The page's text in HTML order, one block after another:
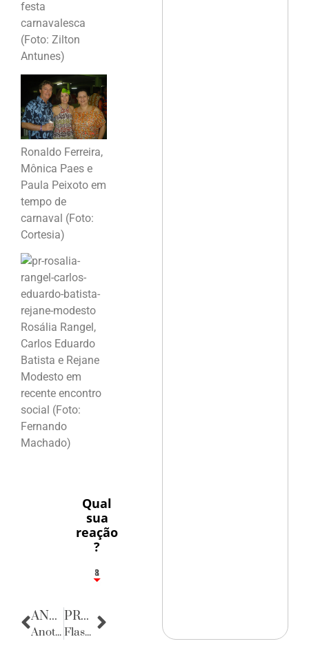
festa
carnavalesca
(Foto: Zilton
Antunes)
Ronaldo Ferreira,
Mônica Paes e
Paula Peixoto em
tempo de
carnaval (Foto:
Cortesia)
Rosália Rangel,
Carlos Eduardo
Batista e Rejane
Modesto em
recente encontro
social (Foto:
Fernando
Machado)
Qual
sua
reação
?
1
8
ANTERIOR
Anotações do Cotidiano
PRÓXIMA
Flashes